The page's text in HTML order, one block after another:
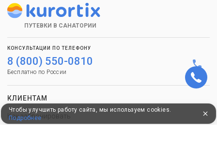
ПУТЕВКИ В САНАТОРИИ
КОНСУЛЬТАЦИИ ПО ТЕЛЕФОНУ
8 (800) 550-0810
Бесплатно по России
КЛИЕНТАМ
Как забронировать
Чтобы улучшить работу сайта, мы используем cookies.
Подробнее